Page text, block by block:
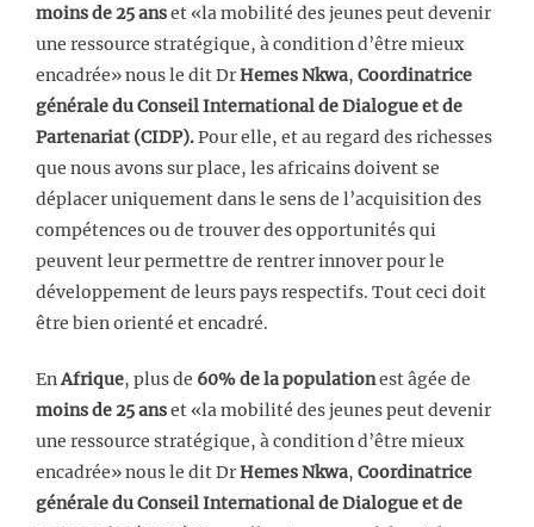
moins de 25 anset «la mobilité des jeunes peut devenir
une ressource stratégique, à condition d’être mieux
encadrée» nous le dit DrHemes Nkwa, Coordinatrice
générale du Conseil International de Dialogue et de
Partenariat (CIDP).Pour elle, et au regard des richesses
que nous avons sur place, les africains doivent se
déplacer uniquement dans le sens de l’acquisition des
compétences ou de trouver des opportunités qui
peuvent leur permettre de rentrer innover pour le
développement de leurs pays respectifs. Tout ceci doit
être bien orienté et encadré.
En Afrique, plus de 60% de la populationest âgée de
moins de 25 anset «la mobilité des jeunes peut devenir
une ressource stratégique, à condition d’être mieux
encadrée» nous le dit DrHemes Nkwa, Coordinatrice
générale du Conseil International de Dialogue et de